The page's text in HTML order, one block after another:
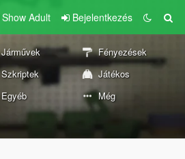
Show Adult Bejelentkezés
Járművek
Fényezések
Szkriptek
Játékos
Egyéb Még